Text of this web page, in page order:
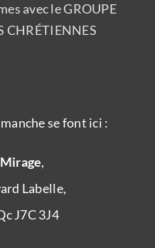
avec le GROUPE
CHRÉTIENNES
se font ici :
,
Labelle,
J7C 3J4